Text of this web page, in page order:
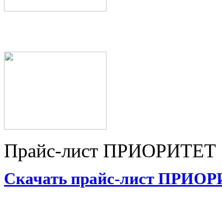
Прайс-лист ПРИОРИТЕТ
Скачать прайс-лист